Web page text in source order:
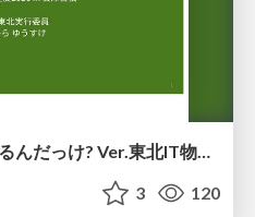
私たちはなんでテストするんだっけ? Ver.東北IT物産展2026 in 会津若松
3 120